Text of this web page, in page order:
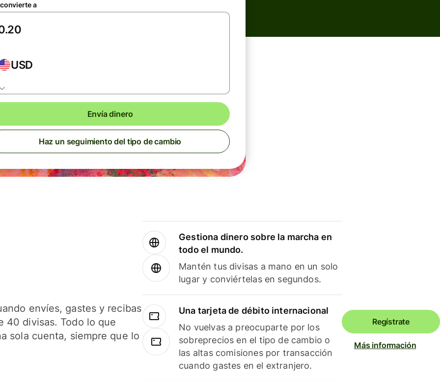
a
USD
Envía dinero
Haz un seguimiento del tipo de cambio
envíes, gastes y recibas
40 divisas. Todo lo que
sola cuenta, siempre que lo
Gestiona dinero sobre la marcha en
todo el mundo.
Mantén tus divisas a mano en un solo
lugar y conviértelas en segundos.
Una tarjeta de débito internacional
No vuelvas a preocuparte por los
sobreprecios en el tipo de cambio o
las altas comisiones por transacción
cuando gastes en el extranjero.
Regístrate
Más información